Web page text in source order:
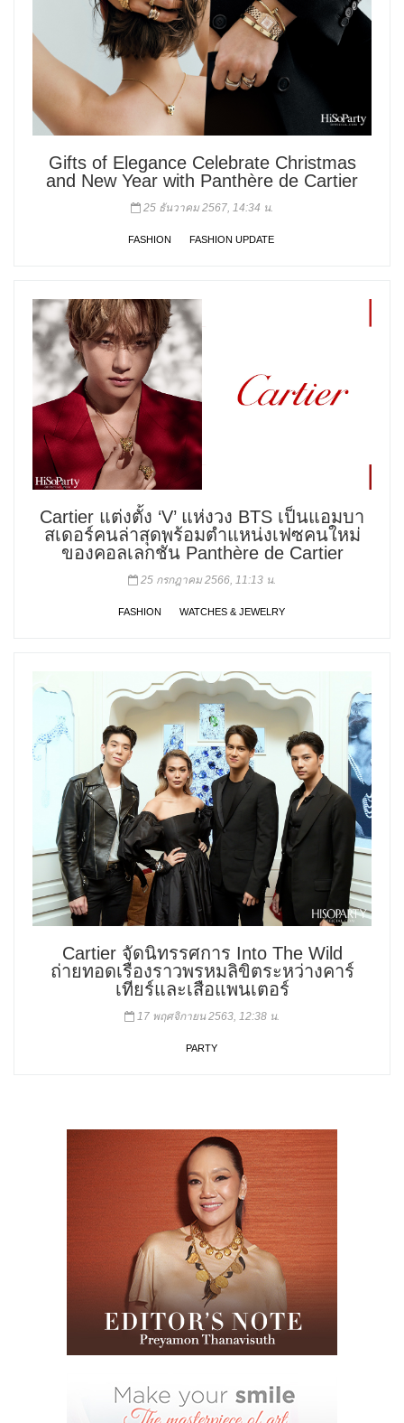
Gifts of Elegance Celebrate Christmas
and New Year with Panthère de Cartier
25 ธันวาคม 2567, 14:34 น.
FASHION FASHION UPDATE
Cartier แต่งตั้ง ‘V’ แห่งวง BTS เป็นแอมบา
สเดอร์คนล่าสุดพร้อมตำแหน่งเฟซคนใหม่
ของคอลเลกชั่น Panthère de Cartier
25 กรกฎาคม 2566, 11:13 น.
FASHION WATCHES & JEWELRY
Cartier จัดนิทรรศการ Into The Wild
ถ่ายทอดเรื่องราวพรหมลิขิตระหว่างคาร์
เทียร์และเสือแพนเตอร์
17 พฤศจิกายน 2563, 12:38 น.
PARTY